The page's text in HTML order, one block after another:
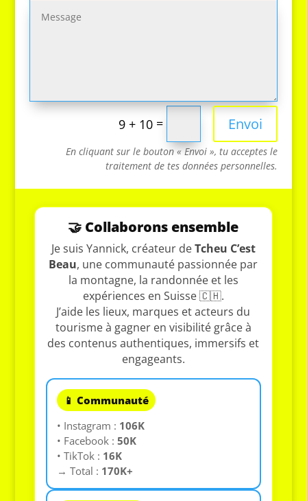
9 + 10 = Envoi
En cliquant sur le bouton « Envoi », tu acceptes le
traitement de tes données personnelles.
🤝 Collaborons ensemble
Je suis Yannick, créateur deTcheu C’est
Beau, une communauté passionnée par
la montagne, la randonnée et les
expériences en Suisse 🇨🇭.
J’aide les lieux, marques et acteurs du
tourisme à gagner en visibilité grâce à
des contenus authentiques, immersifs et
engageants.
📱 Communauté
• Instagram : 106K
• Facebook : 50K
• TikTok : 16K
→ Total : 170K+